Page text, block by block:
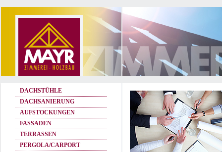
DACHSTÜHLE
DACHSANIERUNG
AUFSTOCKUNGEN
FASSADEN
TERRASSEN
PERGOLA/CARPORT